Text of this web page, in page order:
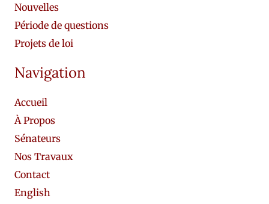
Nouvelles
Période de questions
Projets de loi
Navigation
Accueil
À Propos
Sénateurs
Nos Travaux
Contact
English